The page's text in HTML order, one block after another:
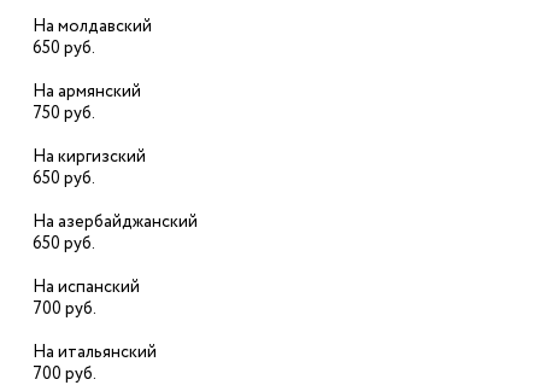
На молдавский
650 руб.
На армянский
750 руб.
На киргизский
650 руб.
На азербайджанский
650 руб.
На испанский
700 руб.
На итальянский
700 руб.